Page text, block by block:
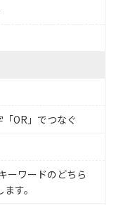
OR」でつなぐ
ーワードのどちら
す。